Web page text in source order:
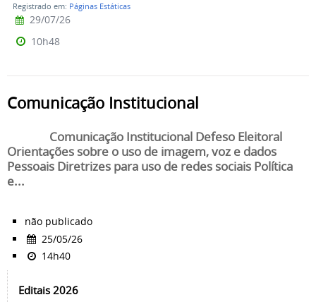
Registrado em: Páginas Estáticas
29/07/26
10h48
Comunicação Institucional
Comunicação Institucional Defeso Eleitoral
Orientações sobre o uso de imagem, voz e dados
Pessoais Diretrizes para uso de redes sociais Política
e...
não publicado
25/05/26
14h40
Editais 2026